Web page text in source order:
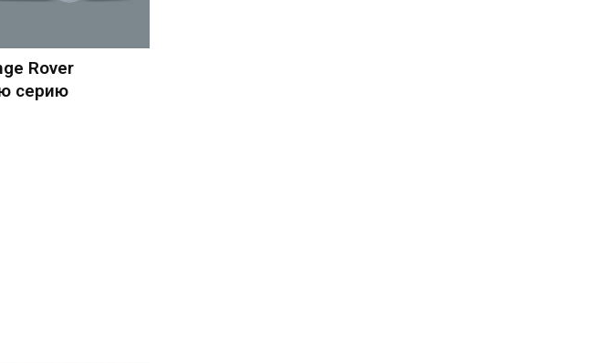
Rover
серию